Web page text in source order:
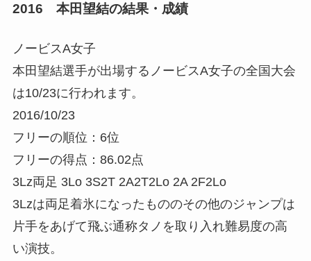
2016 本田望結の結果・成績
ノービスA女子
本田望結選手が出場するノービスA女子の全国大会
は10/23に行われます。
2016/10/23
フリーの順位：6位
フリーの得点：86.02点
3Lz両足 3Lo 3S2T 2A2T2Lo 2A 2F2Lo
3Lzは両足着氷になったもののその他のジャンプは
片手をあげて飛ぶ通称タノを取り入れ難易度の高
い演技。